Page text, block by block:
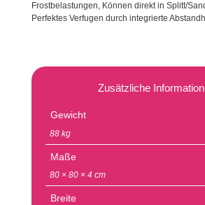
Frostbelastungen, Können direkt in Splitt/
Perfektes Verfugen durch integrierte
Zusätzliche
Gewicht
88 kg
Maße
80 × 80 × 4 cm
Breite